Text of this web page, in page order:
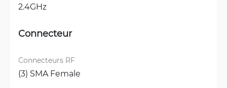
2.4GHz
Connecteur
Connecteurs RF
(3) SMA Female